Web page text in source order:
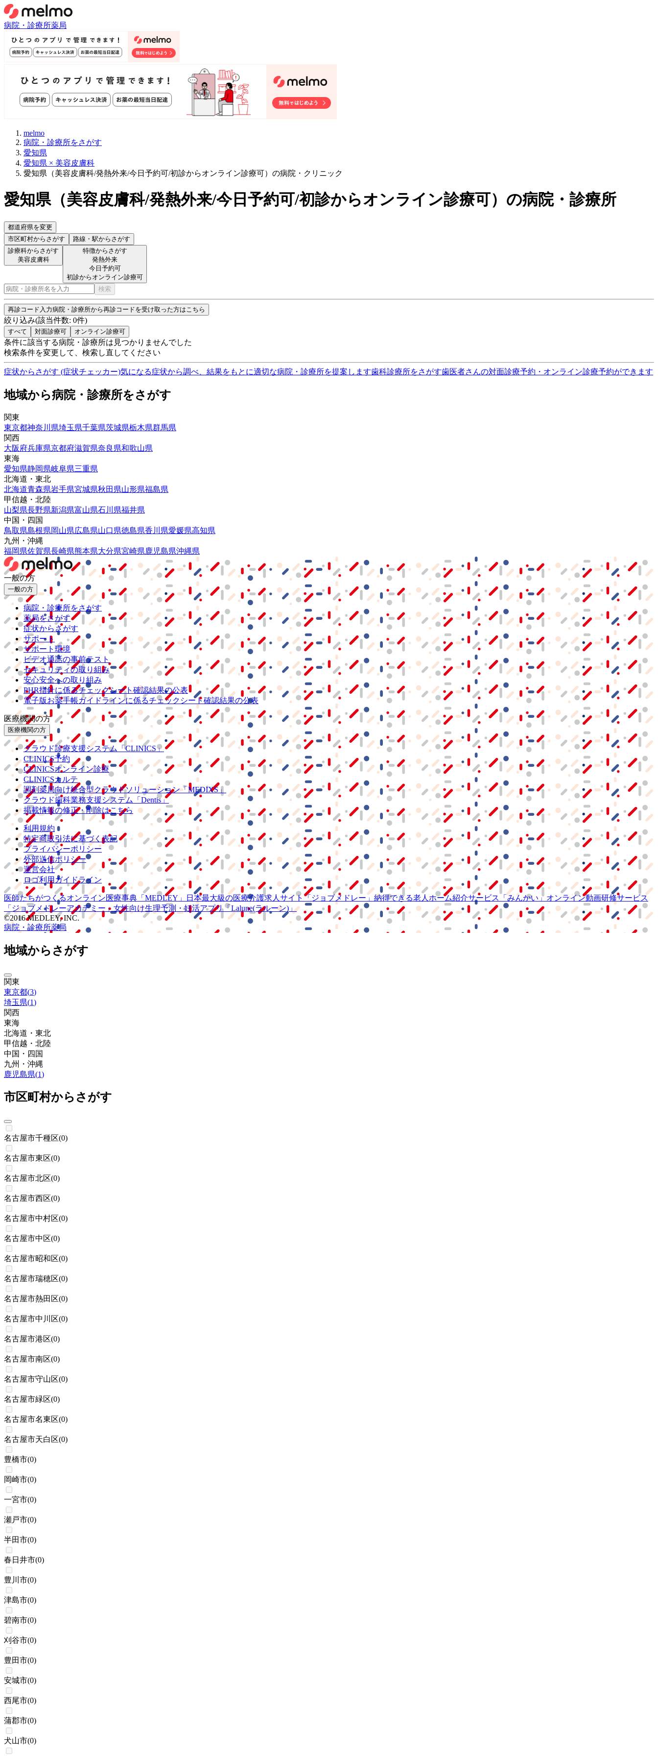
病院・診療所薬局
melmo
病院・診療所をさがす
愛知県
愛知県 × 美容皮膚科
愛知県（美容皮膚科/発熱外来/今日予約可/初診からオンライン診療可）の病院・クリニック
愛知県（美容皮膚科/発熱外来/今日予約可/初診からオンライン診療可） の病院・診療所
都道府県を変更
市区町村からさがす 路線・駅からさがす
診療科からさがす
美容皮膚科
特徴からさがす
発熱外来
今日予約可
初診からオンライン診療可
検索
再診コード入力病院・診療所から再診コードを受け取った方はこちら
絞り込み(該当件数: 0件)
すべて 対面診療可 オンライン診療可
条件に該当する病院・診療所は見つかりませんでした
検索条件を変更して、検索し直してください
症状からさがす (症状チェッカー)気になる症状から調べ、結果をもとに適切な病院・診療所を提案します歯科診療所をさがす歯医者さんの対面診療予約・オンライン診療予約ができます
地域から病院・診療所をさがす
関東
東京都神奈川県埼玉県千葉県茨城県栃木県群馬県
関西
大阪府兵庫県京都府滋賀県奈良県和歌山県
東海
愛知県静岡県岐阜県三重県
北海道・東北
北海道青森県岩手県宮城県秋田県山形県福島県
甲信越・北陸
山梨県長野県新潟県富山県石川県福井県
中国・四国
鳥取県島根県岡山県広島県山口県徳島県香川県愛媛県高知県
九州・沖縄
福岡県佐賀県長崎県熊本県大分県宮崎県鹿児島県沖縄県
一般の方
一般の方
病院・診療所をさがす
薬局をさがす
症状からさがす
サポート
サポート環境
ビデオ通話の事前テスト
セキュリティの取り組み
安心安全への取り組み
PHR指針に係るチェックシート確認結果の公表
電子版お薬手帳ガイドラインに係るチェックシート確認結果の公表
医療機関の方
医療機関の方
クラウド診療支援システム
「CLINICS」
CLINICS予約
CLINICSオンライン診療
CLINICSカルテ
調剤薬局向け統合型クラウドソリューション「MEDIXS」
クラウド歯科業務支援システム
「Dentis」
掲載情報の修正・削除はこちら
利用規約
特定商取引法に基づく表記
プライバシーポリシー
外部送信ポリシー
運営会社
ロゴ利用ガイドライン
医師たちがつくるオンライン医療事典 「MEDLEY」 日本最大級の医療介護求人サイト 「ジョブメドレー」 納得できる老人ホーム紹介サービス 「みんかい」 オンライン動画研修サービス
「ジョブメドレーアカデミー」 女性向け生理予測・妊活アプリ「Lalune(ラルーン)」
©2016 MEDLEY, INC.
病院・診療所薬局
地域からさがす
関東
東京都(3)
埼玉県(1)
関西
東海
北海道・東北
甲信越・北陸
中国・四国
九州・沖縄
鹿児島県(1)
市区町村からさがす
名古屋市千種区(0)
名古屋市東区(0)
名古屋市北区(0)
名古屋市西区(0)
名古屋市中村区(0)
名古屋市中区(0)
名古屋市昭和区(0)
名古屋市瑞穂区(0)
名古屋市熱田区(0)
名古屋市中川区(0)
名古屋市港区(0)
名古屋市南区(0)
名古屋市守山区(0)
名古屋市緑区(0)
名古屋市名東区(0)
名古屋市天白区(0)
豊橋市(0)
岡崎市(0)
一宮市(0)
瀬戸市(0)
半田市(0)
春日井市(0)
豊川市(0)
津島市(0)
碧南市(0)
刈谷市(0)
豊田市(0)
安城市(0)
西尾市(0)
蒲郡市(0)
犬山市(0)